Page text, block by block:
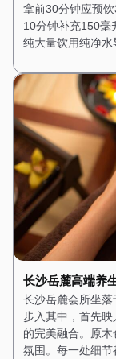
拿前30分钟应预
10分钟补充150毫
纯大量饮用纯净
长沙岳麓高端养
长沙岳麓会所坐落
步入其中，首先
的完美融合。原
氛围。每一处细